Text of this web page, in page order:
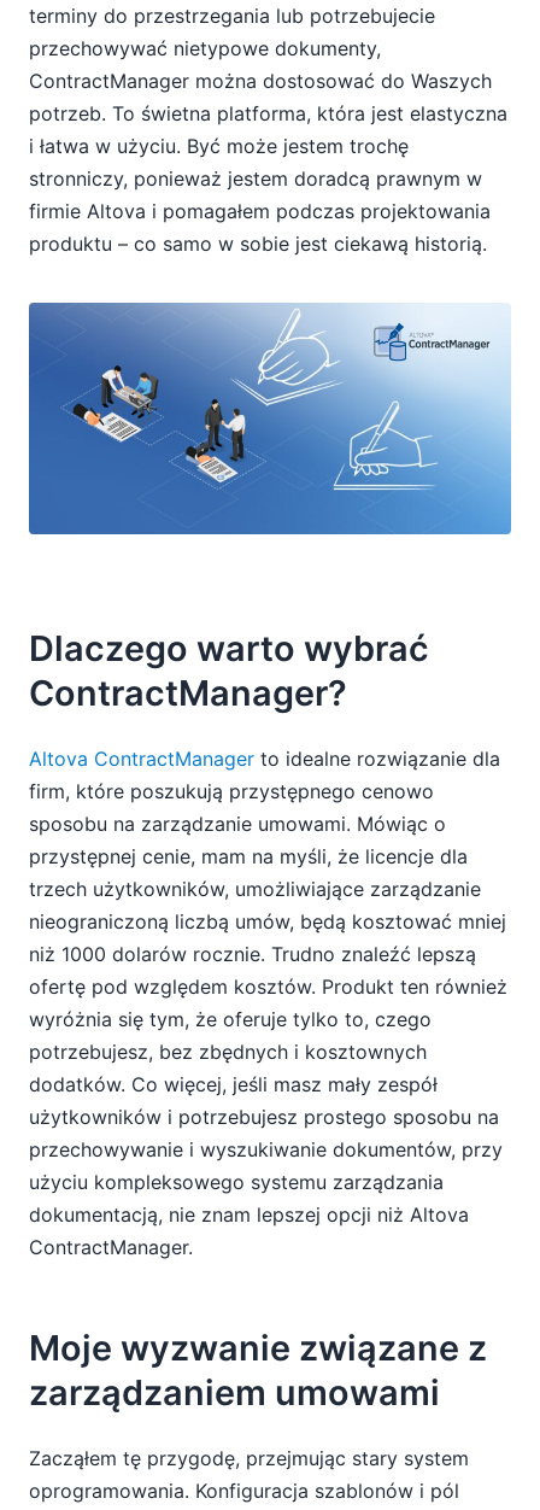
terminy do przestrzegania lub potrzebujecie
przechowywać nietypowe dokumenty,
ContractManager można dostosować do Waszych
potrzeb. To świetna platforma, która jest elastyczna
i łatwa w użyciu. Być może jestem trochę
stronniczy, ponieważ jestem doradcą prawnym w
firmie Altova i pomagałem podczas projektowania
produktu – co samo w sobie jest ciekawą historią.
Dlaczego warto wybrać
ContractManager?
Altova ContractManager to idealne rozwiązanie dla
firm, które poszukują przystępnego cenowo
sposobu na zarządzanie umowami. Mówiąc o
przystępnej cenie, mam na myśli, że licencje dla
trzech użytkowników, umożliwiające zarządzanie
nieograniczoną liczbą umów, będą kosztować mniej
niż 1000 dolarów rocznie. Trudno znaleźć lepszą
ofertę pod względem kosztów. Produkt ten również
wyróżnia się tym, że oferuje tylko to, czego
potrzebujesz, bez zbędnych i kosztownych
dodatków. Co więcej, jeśli masz mały zespół
użytkowników i potrzebujesz prostego sposobu na
przechowywanie i wyszukiwanie dokumentów, przy
użyciu kompleksowego systemu zarządzania
dokumentacją, nie znam lepszej opcji niż Altova
ContractManager.
Moje wyzwanie związane z
zarządzaniem umowami
Zacząłem tę przygodę, przejmując stary system
oprogramowania. Konfiguracja szablonów i pól